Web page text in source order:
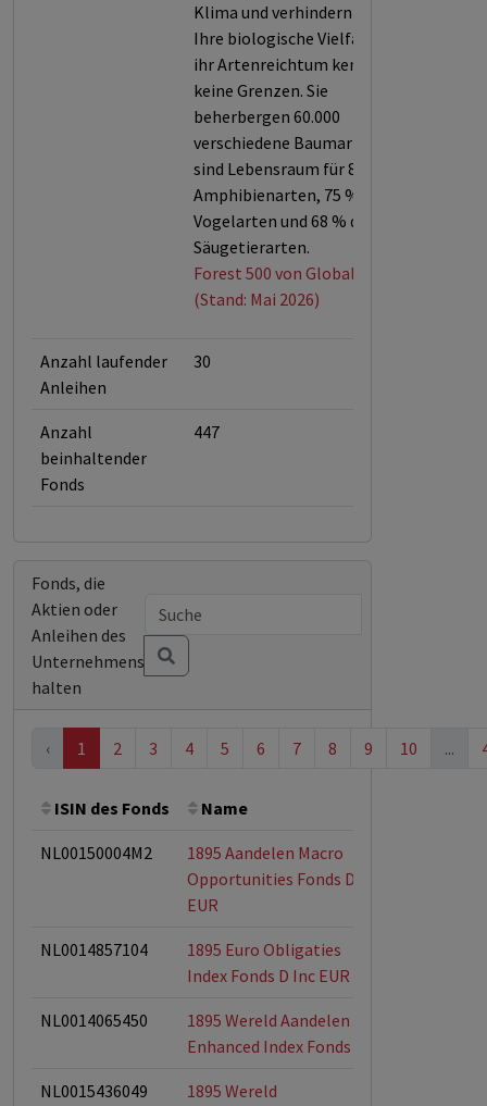
Klima und verhindern Erosion.
Ihre biologische Vielfalt und
ihr Artenreichtum kennen
keine Grenzen. Sie
beherbergen 60.000
verschiedene Baumarten und
sind Lebensraum für 80 % der
Amphibienarten, 75 % der
Vogelarten und 68 % der
Säugetierarten.
Forest 500 von Global Canopy
(Stand: Mai 2026)
Anzahl laufender
Anleihen
30
Anzahl
beinhaltender
Fonds
447
Fonds, die
Aktien oder
Anleihen des
Unternehmens
halten
‹ 1 2 3 4 5 6 7 8 9 10 ...
ISIN des Fonds Name
NL00150004M2
1895 Aandelen Macro
Opportunities Fonds D
EUR
NL0014857104
1895 Euro Obligaties
Index Fonds D Inc EUR
NL0014065450
1895 Wereld Aandelen
Enhanced Index Fonds D
NL0015436049 1895 Wereld